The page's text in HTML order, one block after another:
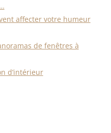
affecter votre humeur
de fenêtres à
d’intérieur